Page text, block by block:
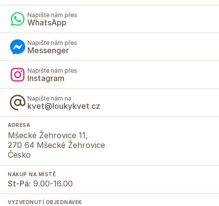
Napište nám přes
WhatsApp
Napište nám přes
Messenger
Napište nám přes
Instagram
Napište nám na
kvet@loukykvet.cz
ADRESA
Mšecké Žehrovice 11,
270 64 Mšecké Žehrovice
Česko
NÁKUP NA MÍSTĚ
St-Pá: 9.00-16.00
VYZVEDNUTÍ OBJEDNÁVEK